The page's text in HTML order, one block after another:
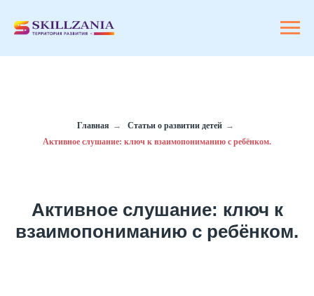
Главная → Статьи о развитии детей →
Активное слушание: ключ к взаимопониманию с ребёнком.
Активное слушание: ключ к
взаимопониманию с ребёнком.